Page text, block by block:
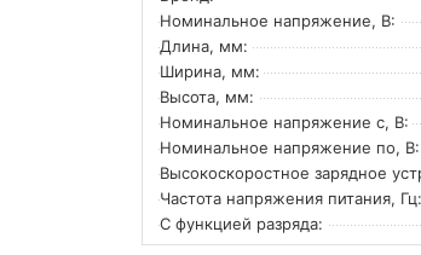
Номинальное напряжение, В:
Длина, мм:
Ширина, мм:
Высота, мм:
Номинальное напряжение с, В:
Номинальное напряжение по, В:
Высокоскоростное зарядное
Частота напряжения питания, Гц:
С функцией разряда: